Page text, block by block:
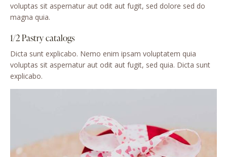
voluptas sit aspernatur aut odit aut fugit, sed dolore sed do
magna quia.
1/2 Pastry catalogs
Dicta sunt explicabo. Nemo enim ipsam voluptatem quia
voluptas sit aspernatur aut odit aut fugit, sed quia. Dicta sunt
explicabo.